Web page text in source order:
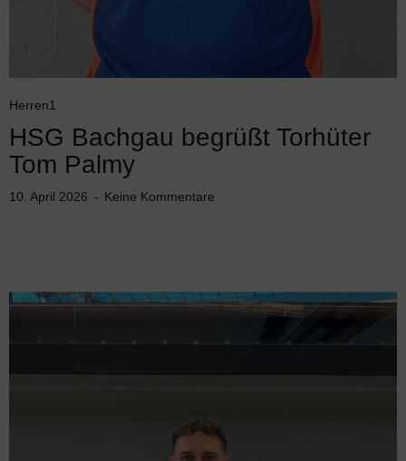
Herren1
HSG Bachgau begrüßt Torhüter
Tom Palmy
10. April 2026 Keine Kommentare